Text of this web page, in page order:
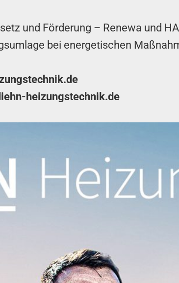
und Förderung – Renewa und
bei energetischen
heizungstechnik.de